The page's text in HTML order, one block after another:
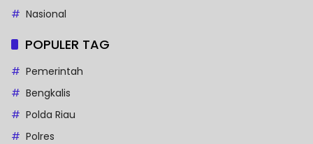
Nasional
POPULER TAG
Pemerintah
Bengkalis
Polda Riau
Polres